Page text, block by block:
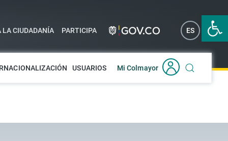
Abrir
LA CIUDADANÍA PARTICIPA ES EN
USUARIOS Mi Colmayor